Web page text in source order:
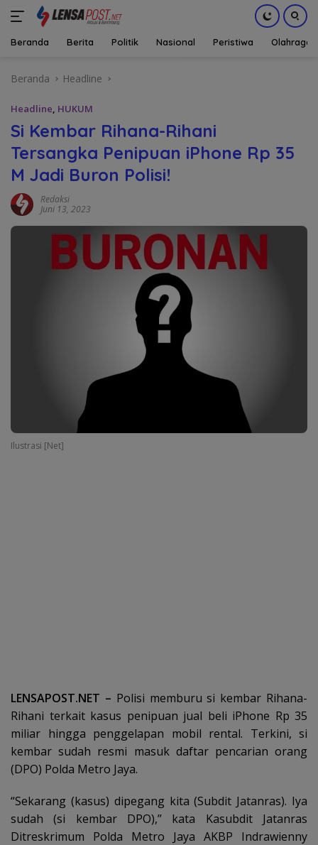
Beranda Berita Politik Nasional Peristiwa Olahraga
Beranda Headline
Headline, HUKUM
Si Kembar Rihana-Rihani
Tersangka Penipuan iPhone Rp 35
M Jadi Buron Polisi!
Redaksi
Juni 13, 2023
Ilustrasi [Net]
LENSAPOST.NET – Polisi memburu si kembar Rihana-
Rihani terkait kasus penipuan jual beli iPhone Rp 35
miliar hingga penggelapan mobil rental. Terkini, si
kembar sudah resmi masuk daftar pencarian orang
(DPO) Polda Metro Jaya.
“Sekarang (kasus) dipegang kita (Subdit Jatanras). Iya
sudah (si kembar DPO),” kata Kasubdit Jatanras
Ditreskrimum Polda Metro Jaya AKBP Indrawienny